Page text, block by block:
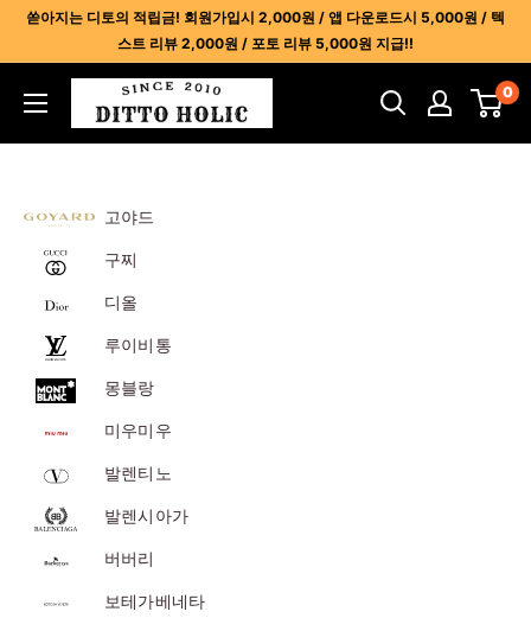
쏟아지는 디토의 적립금! 회원가입시 2,000원 / 앱 다운로드시 5,000원 / 텍
스트 리뷰 2,000원 / 포토 리뷰 5,000원 지급!!
-
카
1
0
고야드
구찌
디올
루이비통
몽블랑
미우미우
발렌티노
발렌시아가
버버리
보테가베네타